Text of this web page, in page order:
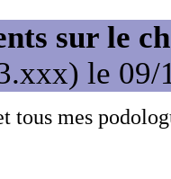
sur le
le 09/
tous mes